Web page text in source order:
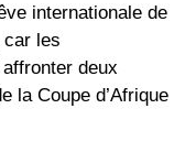
internationale de
car les
deux
la Coupe d’Afrique